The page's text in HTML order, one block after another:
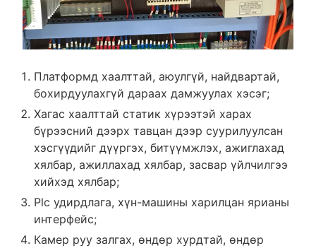
Платформд хаалттай, аюулгүй, найдвартай,
бохирдуулахгүй дараах дамжуулах хэсэг;
Хагас хаалттай статик хүрээтэй харах
бүрээсний дээрх тавцан дээр суурилуулсан
хэсгүүдийг дүүргэх, битүүмжлэх, ажиглахад
хялбар, ажиллахад хялбар, засвар үйлчилгээ
хийхэд хялбар;
Plc удирдлага, хүн-машины харилцан ярианы
интерфейс;
Камер руу залгах, өндөр хурдтай, өндөр